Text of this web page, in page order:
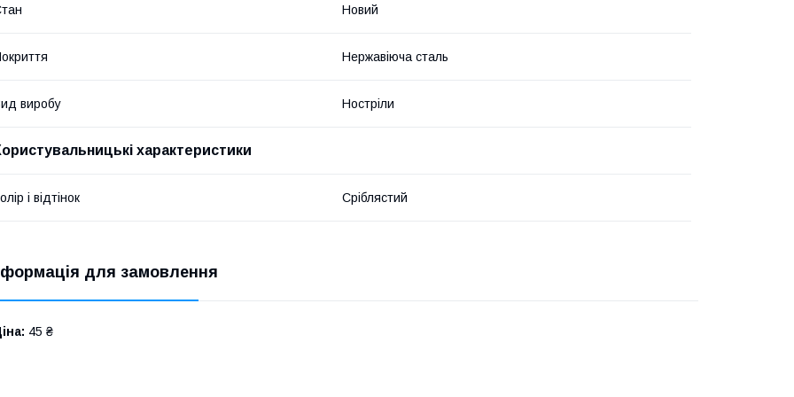
Новий
Нержавіюча сталь
виробу Ностріли
характеристики
і відтінок Сріблястий
для замовлення
45 ₴